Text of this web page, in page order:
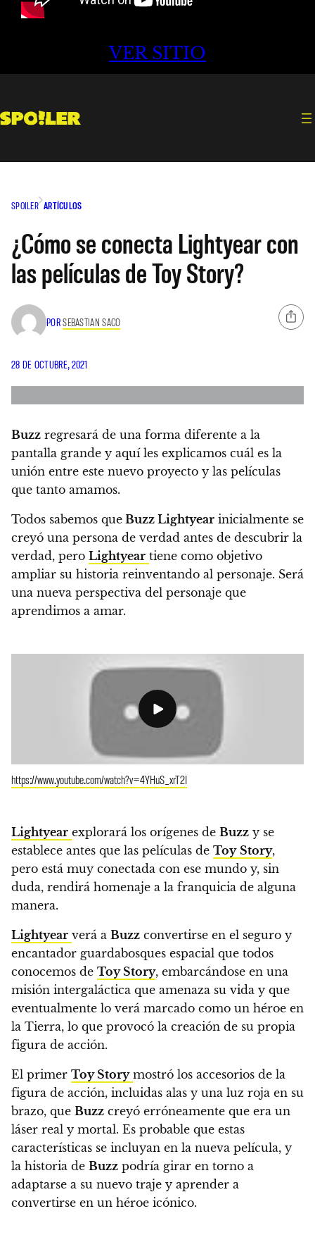
VER SITIO
SPOILER ARTÍCULOS
¿Cómo se conecta Lightyear con
las películas de Toy Story?
PORSEBASTIAN SACO
28 DE OCTUBRE, 2021
Buzz regresará de una forma diferente a la
pantalla grande y aquí les explicamos cuál es la
unión entre este nuevo proyecto y las películas
que tanto amamos.
Todos sabemos que Buzz Lightyear inicialmente se
creyó una persona de verdad antes de descubrir la
verdad, pero Lightyear tiene como objetivo
ampliar su historia reinventando al personaje. Será
una nueva perspectiva del personaje que
aprendimos a amar.
https://www.youtube.com/watch?v=4YHuS_xrT2I
Lightyear explorará los orígenes de Buzz y se
establece antes que las películas de Toy Story,
pero está muy conectada con ese mundo y, sin
duda, rendirá homenaje a la franquicia de alguna
manera.
Lightyear verá a Buzz convertirse en el seguro y
encantador guardabosques espacial que todos
conocemos de Toy Story, embarcándose en una
misión intergaláctica que amenaza su vida y que
eventualmente lo verá marcado como un héroe en
la Tierra, lo que provocó la creación de su propia
figura de acción.
El primer Toy Story mostró los accesorios de la
figura de acción, incluidas alas y una luz roja en su
brazo, que Buzz creyó erróneamente que era un
láser real y mortal. Es probable que estas
características se incluyan en la nueva película, y
la historia de Buzz podría girar en torno a
adaptarse a su nuevo traje y aprender a
convertirse en un héroe icónico.